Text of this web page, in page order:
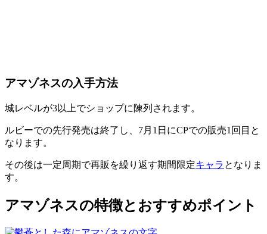
アマゾネスの入手方法
城レベルが3以上でショップに陳列されます。
ルビーでの先行発売は終了し、7月1日にCPでの販売1回目と
なります。
その後は一定周期で再販を繰り返す期間限定キャラ となりま
す。
アマゾネスの特徴とおすすめポイント